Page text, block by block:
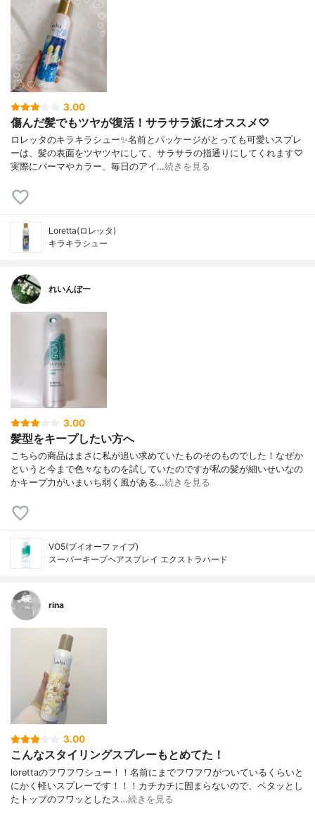
3.00
傷んだ髪でもツヤが復活！サラサラ派にオススメ♡
ロレッタのキラキラシュー✨名前とパッケージがとっても可愛いスプレ
ーは、髪の表面をツヤツヤにして、サラサラの指通りにしてくれます♡
実際にパーマやカラー、毎日のアイ…続きを見る
Loretta(ロレッタ)
キラキラシュー
れいんぼー
3.00
髪型をキープしたい方へ
こちらの商品はまさに私が追い求めていたものそのものでした！なぜか
というと今まで色々なものを試していたのですが私の髪が細いせいなの
かキープ力がいまいち弱く風がある…続きを見る
VO5(ブイオーファイブ)
スーパーキープヘアスプレイ エクストラハード
rina
3.00
こんなスタイリングスプレーもとめてた！
lorettaのフワフワシュー！！名前にまでフワフワがついているくらいと
にかく軽いスプレーです！！！カチカチに固まらないので、ペタッとし
たトップのフワッとしたス…続きを見る